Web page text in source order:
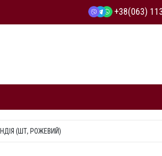
+38(063)
(ШТ, РОЖЕВИЙ)